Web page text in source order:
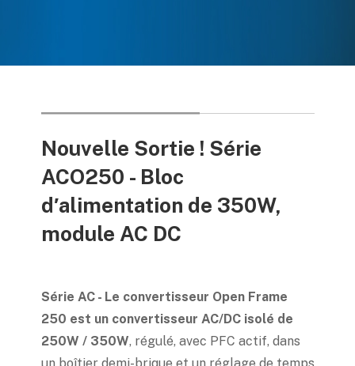
Nouvelle Sortie ! Série
ACO250 - Bloc
d′alimentation de 350W,
module AC DC
Série AC - Le convertisseur Open Frame
250 est un convertisseur AC/DC isolé de
250W / 350W, régulé, avec PFC actif, dans